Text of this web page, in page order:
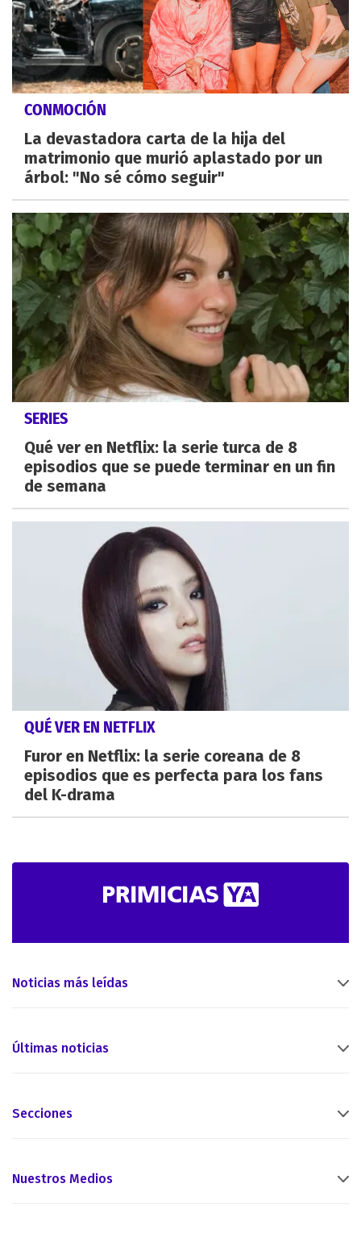
CONMOCIÓN
La devastadora carta de la hija del
matrimonio que murió aplastado por un
árbol: "No sé cómo seguir"
SERIES
Qué ver en Netflix: la serie turca de 8
episodios que se puede terminar en un fin
de semana
QUÉ VER EN NETFLIX
Furor en Netflix: la serie coreana de 8
episodios que es perfecta para los fans
del K-drama
Noticias más leídas
Últimas noticias
Secciones
Nuestros Medios